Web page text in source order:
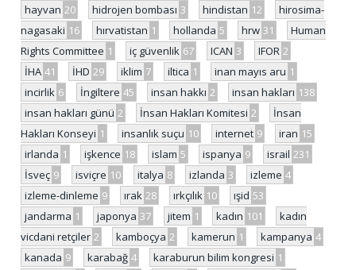
hayvan 20 hidrojen bombası 3 hindistan 12
hirosima-
nagasaki 16 hırvatistan 1 hollanda 5 hrw 31
Human
Rights Committee 1 iç güvenlik 67 ICAN 3 IFOR 2
İHA 41 İHD 29 iklim 7 iltica 1 inan mayıs aru 1
incirlik 6 İngiltere 45 insan hakkı 2 insan hakları 138
insan hakları günü 2 İnsan Hakları Komitesi 2
İnsan
Hakları Konseyi 1 insanlık suçu 10 internet 9 iran 15
irlanda 1 işkence 18 islam 5 ispanya 9 israil 231
İsveç 9 isviçre 10 italya 8 izlanda 3 izleme 4
izleme-dinleme 9 ırak 28 ırkçılık 10 ışid 53
jandarma 1 japonya 37 jitem 1 kadın 101
kadın
vicdani retçiler 2 kamboçya 2 kamerun 1 kampanya 4
kanada 9 karabağ 4 karaburun bilim kongresi 1